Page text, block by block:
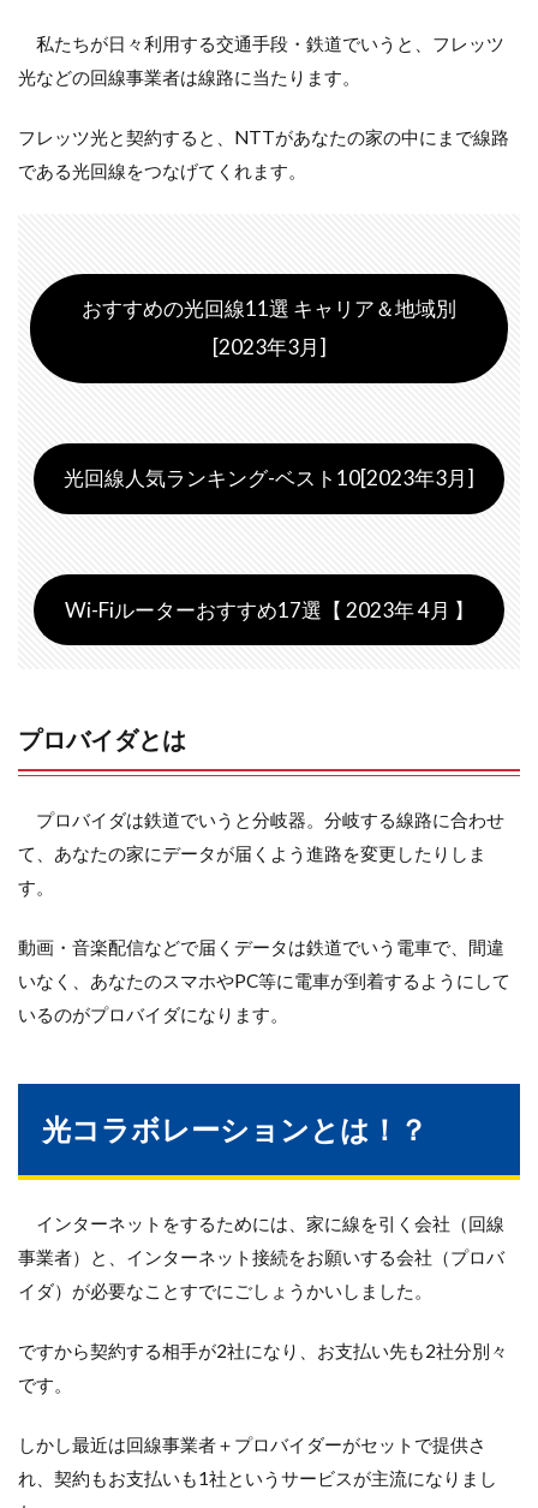
私たちが日々利用する交通手段・鉄道でいうと、フレッツ
光などの回線事業者は線路に当たります。
フレッツ光と契約すると、NTTがあなたの家の中にまで線路
である光回線をつなげてくれます。
おすすめの光回線11選 キャリア＆地域別
[2023年3月]
光回線人気ランキング-ベスト10[2023年3月]
Wi-Fiルーターおすすめ17選【 2023年 4月 】
プロバイダとは
プロバイダは鉄道でいうと分岐器。分岐する線路に合わせ
て、あなたの家にデータが届くよう進路を変更したりしま
す。
動画・音楽配信などで届くデータは鉄道でいう電車で、間違
いなく、あなたのスマホやPC等に電車が到着するようにして
いるのがプロバイダになります。
光コラボレーションとは！？
インターネットをするためには、家に線を引く会社（回線
事業者）と、インターネット接続をお願いする会社（プロバ
イダ）が必要なことすでにごしょうかいしました。
ですから契約する相手が2社になり、お支払い先も2社分別々
です。
しかし最近は回線事業者＋プロバイダーがセットで提供さ
れ、契約もお支払いも1社というサービスが主流になりまし